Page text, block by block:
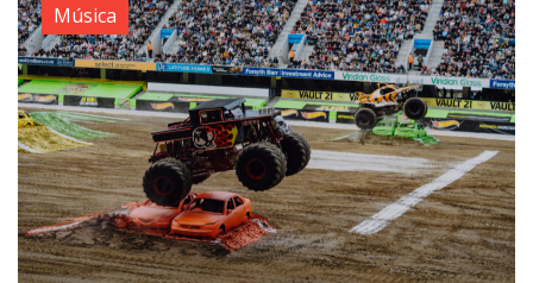
Música